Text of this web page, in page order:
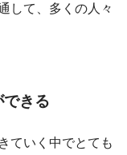
して、多くの人々
きる
ていく中でとても